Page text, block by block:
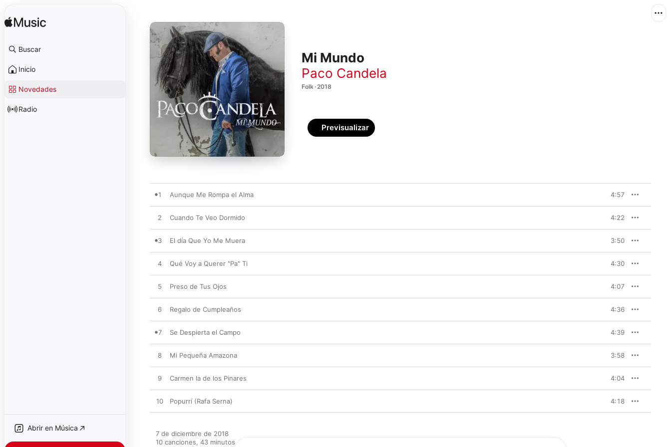
Buscar
Inicio
Novedades
Radio
Abrir en Música
Mi Mundo
Paco Candela
Folk · 2018
Previsualizar
1 Aunque Me Rompa el Alma 4:57
2 Cuando Te Veo Dormido 4:22
3 El día Que Yo Me Muera 3:50
4 Qué Voy a Querer "Pa" Ti 4:30
5 Preso de Tus Ojos 4:07
6 Regalo de Cumpleaños 4:36
7 Se Despierta el Campo 4:39
8 Mi Pequeña Amazona 3:58
9 Carmen la de los Pinares 4:04
10 Popurrí (Rafa Serna) 4:18
7 de diciembre de 2018
10 canciones, 43 minutos